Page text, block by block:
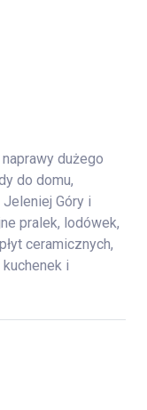
dużego
do domu,
Góry i
pralek, lodówek,
ceramicznych,
i